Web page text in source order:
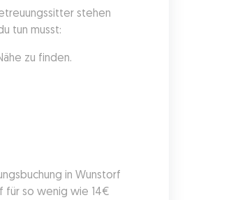
stehen
tun musst:
zu finden.
in Wunstorf
für so wenig wie 14€